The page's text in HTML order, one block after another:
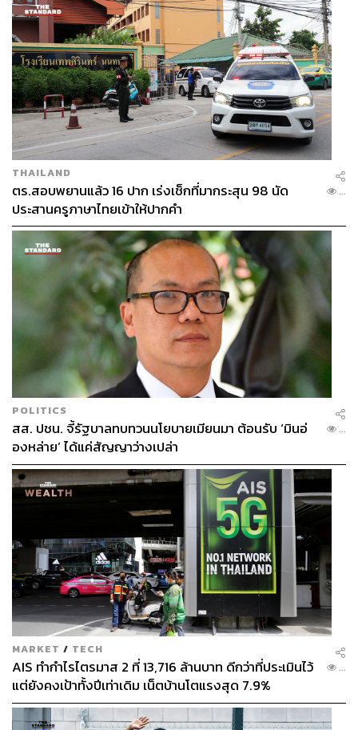
THAILAND
ตร.สอบพยานแล้ว 16 ปาก เร่งเช็กที่มากระสุน 98 นัด
ประสานครูภาษาไทยเข้าให้ปากคำ
...
POLITICS
สส. ปชน. จี้รัฐบาลทบทวนนโยบายเมียนมา ต้อนรับ ‘มินอ่
องหล่าย’ ได้แค่สัญญาว่างเปล่า
...
MARKET / TECH
AIS ทำกำไรไตรมาส 2 ที่ 13,716 ล้านบาท ดีกว่าที่ประเมินไว้
แต่ยังคงเป้าทั้งปีเท่าเดิม เน็ตบ้านโตแรงสุด 7.9%
...